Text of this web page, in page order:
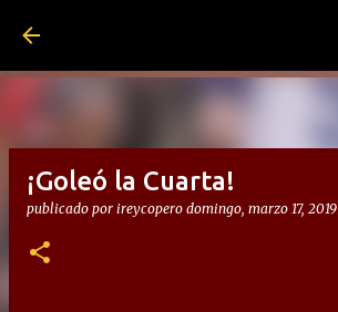
¡Goleó la Cuarta!
publicado por ireycopero domingo, marzo 17, 2019